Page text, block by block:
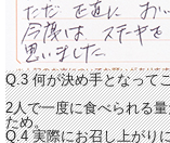
Q.3 何が決め手となって
2人で一度に食べられる
ため。
Q.4 実際にお召し上がり